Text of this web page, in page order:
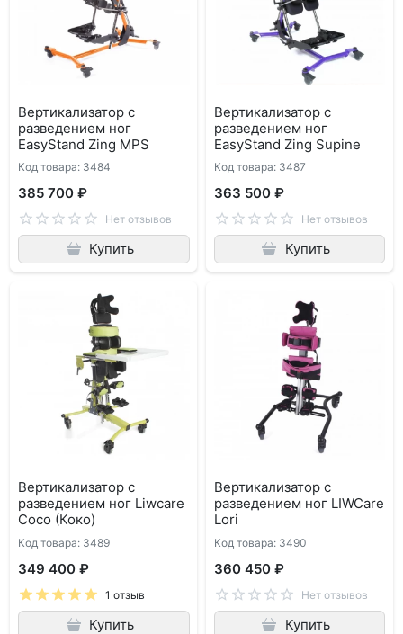
Вертикализатор с
разведением ног
EasyStand Zing MPS
Код товара: 3484
385 700 ₽
Нет отзывов
Купить
Вертикализатор с
разведением ног
EasyStand Zing Supine
Код товара: 3487
363 500 ₽
Нет отзывов
Купить
Вертикализатор с
разведением ног Liwcare
Coco (Коко)
Код товара: 3489
349 400 ₽
1 отзыв
Купить
Вертикализатор с
разведением ног LIWCare
Lori
Код товара: 3490
360 450 ₽
Нет отзывов
Купить